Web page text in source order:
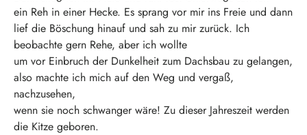
ein Reh in einer Hecke. Es sprang vor mir ins Freie und dann
lief die Böschung hinauf und sah zu mir zurück. Ich
beobachte gern Rehe, aber ich wollte
um vor Einbruch der Dunkelheit zum Dachsbau zu gelangen,
also machte ich mich auf den Weg und vergaß,
nachzusehen,
wenn sie noch schwanger wäre! Zu dieser Jahreszeit werden
die Kitze geboren.